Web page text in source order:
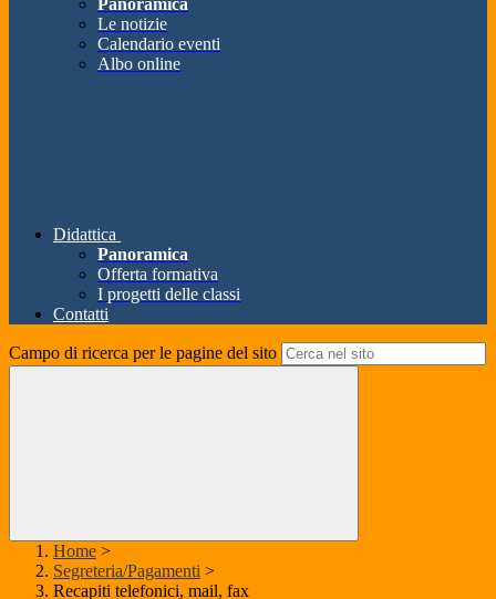
Panoramica
Le notizie
Calendario eventi
Albo online
Didattica
Panoramica
Offerta formativa
I progetti delle classi
Contatti
Campo di ricerca per le pagine del sito
Home >
Segreteria/Pagamenti >
Recapiti telefonici, mail, fax